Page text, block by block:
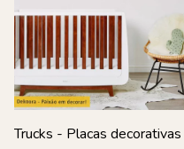
Trucks - Placas decorativas